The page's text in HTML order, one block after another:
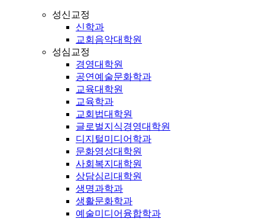
성신교정
신학과
교회음악대학원
성심교정
경영대학원
공연예술문화학과
교육대학원
교육학과
교회법대학원
글로벌지식경영대학원
디지털미디어학과
문화영성대학원
사회복지대학원
상담심리대학원
생명과학과
생활문화학과
예술미디어융합학과